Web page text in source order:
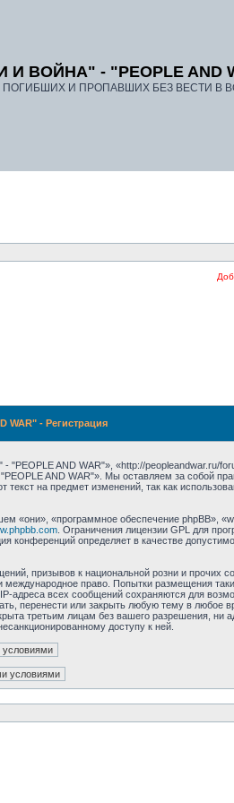
ВОЙНА" - "PEOPLE AND
И ПРОПАВШИХ БЕЗ ВЕСТИ В
- Регистрация
AND WAR"», «http://peopleandwar.ru/
AND WAR"». Мы оставляем за собой
на предмет изменений, так как
«программное обеспечение phpBB»,
. Ограничения лицензии GPL для
конференций определяет в качестве
призывов к национальной розни и прочих
право. Попытки размещения
всех сообщений сохраняются для
перенести или закрыть любую тему в любое
третьим лицам без вашего разрешения,
доступу к ней.